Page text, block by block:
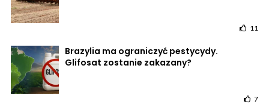
11
Brazylia ma ograniczyć pestycydy.
Glifosat zostanie zakazany?
7